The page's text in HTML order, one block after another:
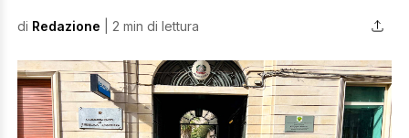
di Redazione | 2 min di lettura